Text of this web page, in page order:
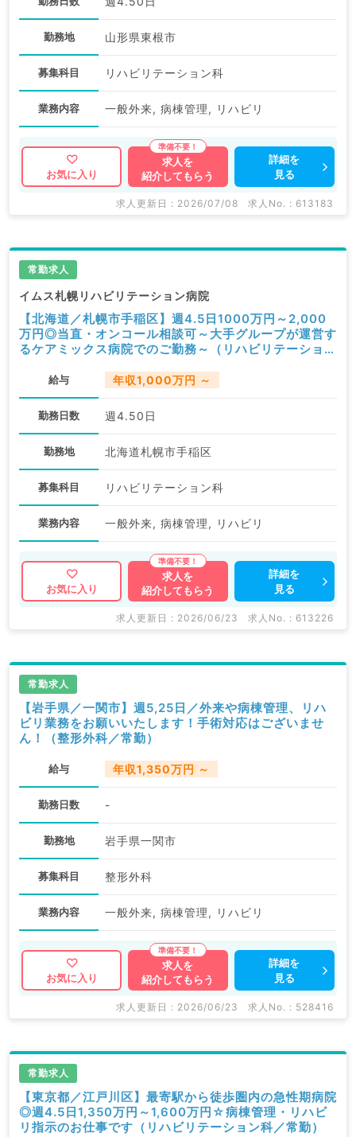
勤務地 山形県東根市
募集科目 リハビリテーション科
業務内容 一般外来, 病棟管理, リハビリ
お気に入り
求人を
紹介してもらう
詳細を
見る
求人更新日 : 2026/07/08 求人No. : 613183
常勤求人
イムス札幌リハビリテーション病院
【北海道／札幌市手稲区】週4.5日1000万円～2,000
万円◎当直・オンコール相談可～大手グループが運営す
るケアミックス病院でのご勤務～（リハビリテーション
給与 年収1,000万円 ～
勤務日数 週4.50日
勤務地 北海道札幌市手稲区
募集科目 リハビリテーション科
業務内容 一般外来, 病棟管理, リハビリ
お気に入り
求人を
紹介してもらう
詳細を
見る
求人更新日 : 2026/06/23 求人No. : 613226
常勤求人
【岩手県／一関市】週5,25日／外来や病棟管理、リハ
ビリ業務をお願いいたします！手術対応はございませ
ん！（整形外科／常勤）
給与 年収1,350万円 ～
勤務日数 -
勤務地 岩手県一関市
募集科目 整形外科
業務内容 一般外来, 病棟管理, リハビリ
お気に入り
求人を
紹介してもらう
詳細を
見る
求人更新日 : 2026/06/23 求人No. : 528416
常勤求人
【東京都／江戸川区】最寄駅から徒歩圏内の急性期病院
◎週4.5日1,350万円～1,600万円☆病棟管理・リハビ
リ指示のお仕事です（リハビリテーション科／常勤）